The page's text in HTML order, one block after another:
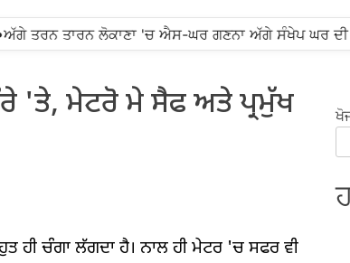
ਤਰਨ ਤਾਰਨ ਲੋਕਾਣਾ 'ਚ ਐਸ-ਘਰ ਗਣਨਾ ਅੱਗੇ ਸੰਖੇਪ ਘਰ ਦੀ
'ਤੇ, ਮੇਟਰੋ ਮੇ ਸੈਫ ਅਤੇ ਪ੍ਰਮੁੱਖ
ਹੀ ਚੰਗਾ ਲੱਗਦਾ ਹੈ। ਨਾਲ ਹੀ ਮੇਟਰ 'ਚ ਸਫਰ ਵੀ